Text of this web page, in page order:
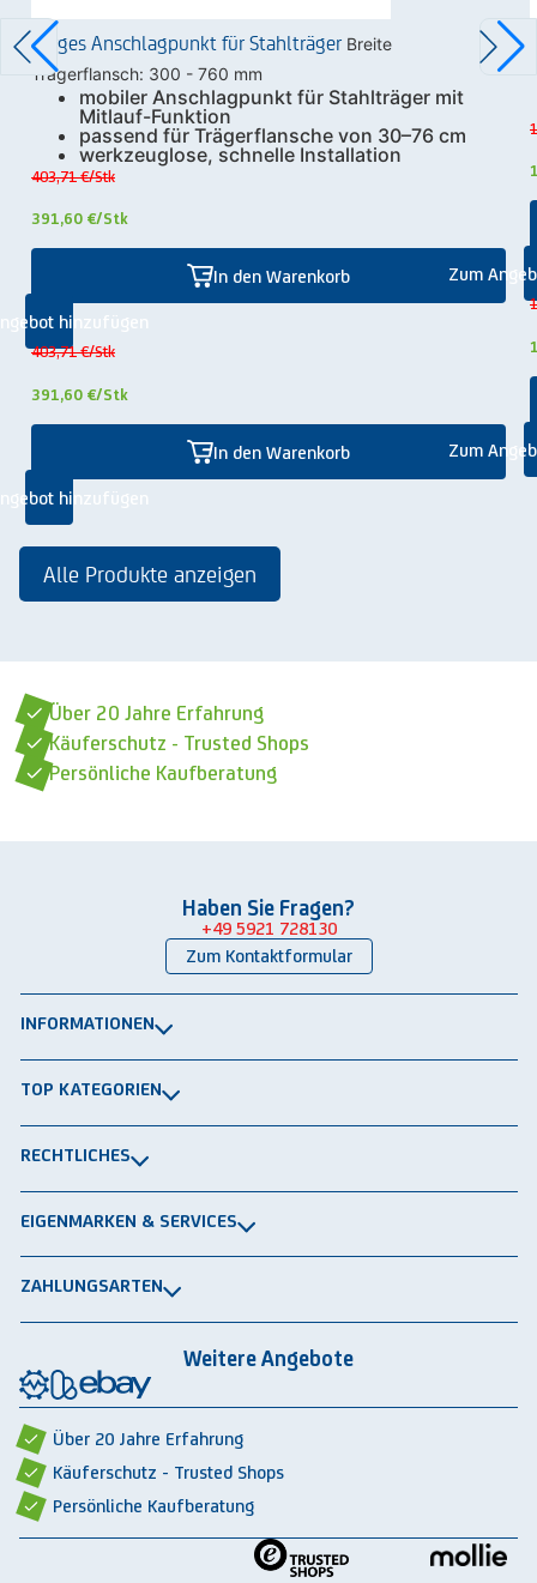
Zarges Anschlagpunkt für Stahlträger Breite
Trägerflansch: 300 - 760 mm
mobiler Anschlagpunkt für Stahlträger mit
Mitlauf-Funktion
passend für Trägerflansche von 30–76 cm
werkzeuglose, schnelle Installation
403,71 €/Stk
391,60 €/Stk
In den Warenkorb
hinzufügen
403,71 €/Stk
391,60 €/Stk
In den Warenkorb
hinzufügen
Zum
Zum
Alle Produkte anzeigen
Über 20 Jahre Erfahrung
Käuferschutz - Trusted Shops
Persönliche Kaufberatung
Haben Sie Fragen?
+49 5921 728130
Zum Kontaktformular
INFORMATIONEN
Newsletter
TOP KATEGORIEN
Schwerlastregale
Lagerbehälten
RECHTLICHES
Datenschutz
Cookie-Einstellungen
EIGENMARKEN & SERVICES
Integrationspartner
Rückbauten & Ankauf gebrauchter Lagertechnik
ZAHLUNGSARTEN
Über 20 Jahre Erfahrung
Käuferschutz - Trusted Shops
Persönliche Kaufberatung
Weitere Angebote